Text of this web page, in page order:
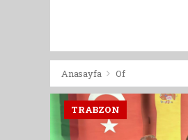
Anasayfa Of
TRABZON